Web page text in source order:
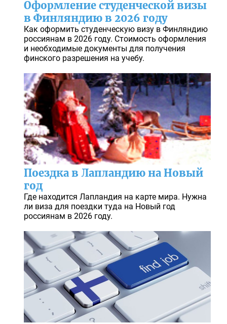
Оформление студенческой визы
в Финляндию в 2026 году
Как оформить студенческую визу в Финляндию
россиянам в 2026 году. Стоимость оформления
и необходимые документы для получения
финского разрешения на учебу.
Поездка в Лапландию на Новый
год
Где находится Лапландия на карте мира. Нужна
ли виза для поездки туда на Новый год
россиянам в 2026 году.